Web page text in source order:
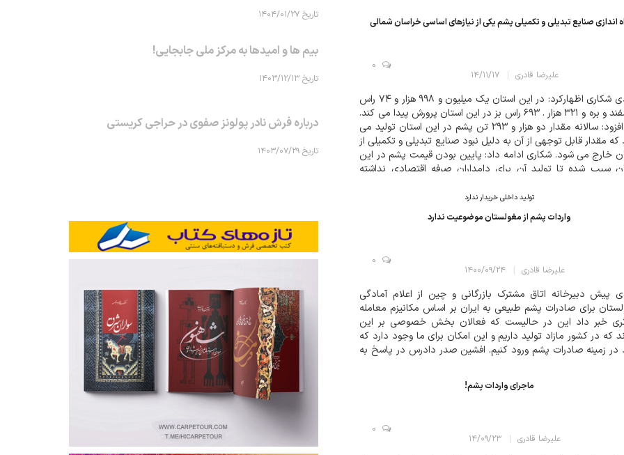
اندازی صنایع تبدیلی و تکمیلی پشم یکی از نیازهای اساسی خراسان شمالی
علیرضا قادری ۱۴/۱۱/۱۷
0
مهدی شکاری اظهارکرد: در این استان یک میلیون و ۹۹۸ هزار و ۷۴ راس
گوسفند و بره و ۳۲۱ هزار . ۶۹۳ راس بز در این استان پرورش پیدا می کند.
وی افزود: سالانه مقدار دو هزار و ۲۹۳ تن پشم در این استان تولید می
مقدار قابل توجهی از آن به دلیل نبود صنایع تبدیلی و تکمیلی از
خارج می شود. شکاری ادامه داد: پایین بودن قیمت پشم در این
سبب شده تا تولید آن برای دامداران صرفه اقتصادی نداشته
تولید داخلی خریدار ندارد
واردات پشم از مغولستان موضوعیت ندارد
علیرضا قادری ۱۴۰۰/۰۹/۲۴
0
پیش دبیرخانه اتاق مشترک بازرگانی و چین از اعلام آمادگی
برای صادرات پشم طبیعی به ایران بر اساس مکانیزم معامله
خبر داد این در حالیست که فعالان بخش خصوصی بر این
که در کشور مازاد تولید داریم و این امکان برای ما وجود دارد که
در زمینه صادرات پشم ورود کنیم. افشین صدر دادرس در پاسخ به
ماجرای واردات پشم!
علیرضا قادری ۱۴/۰۹/۲۳
0
تاریخ ۱۴۰۴/۰۱/۲۷
بیم ها و امیدها به مرکز ملی جابجایی!
تاریخ ۱۴۰۳/۱۲/۱۳
درباره فرش نادر پولونز صفوی در حراجی کریستی
تاریخ ۱۴۰۳/۰۷/۲۹